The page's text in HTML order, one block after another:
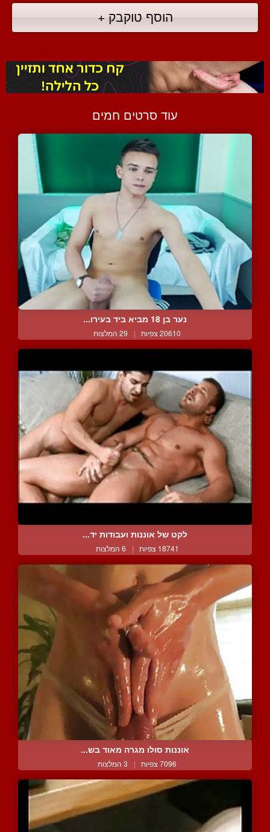
הוסף טוקבק +
עוד סרטים חמים
נער בן 18 מביא ביד בעירו...
20610 צפיות | 29 המלצות
לקט של אוננות ועבודות יד...
18741 צפיות | 6 המלצות
אוננות סולו מגרה מאוד בש...
7096 צפיות | 3 המלצות